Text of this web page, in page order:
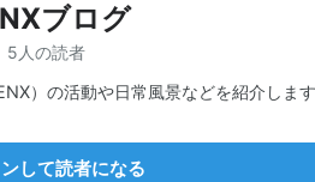
ブログ
5人の読者
）の活動や日常風景などを紹介しま
して読者になる